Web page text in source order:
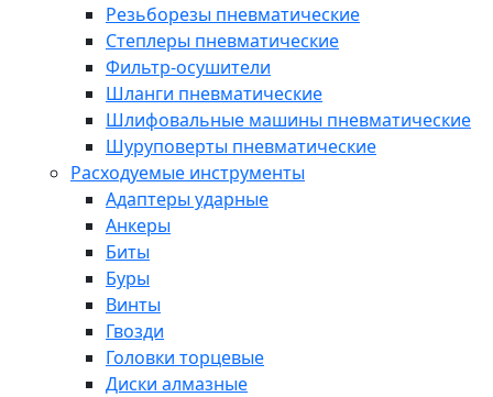
Резьборезы пневматические
Степлеры пневматические
Фильтр-осушители
Шланги пневматические
Шлифовальные машины пневматические
Шуруповерты пневматические
Расходуемые инструменты
Адаптеры ударные
Анкеры
Биты
Буры
Винты
Гвозди
Головки торцевые
Диски алмазные